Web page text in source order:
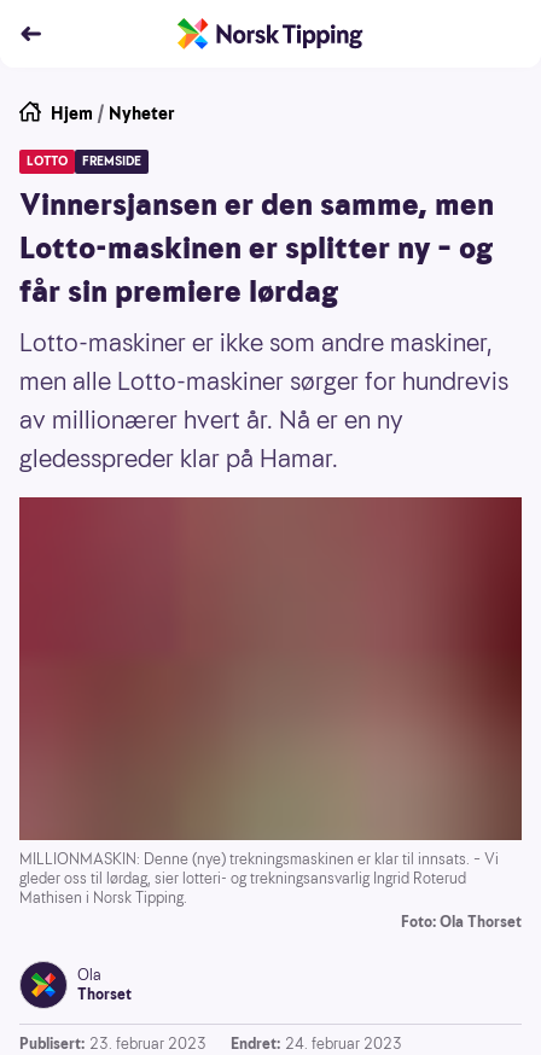
Hjem / Nyheter
LOTTO FREMSIDE
Vinnersjansen er den samme, men
Lotto-maskinen er splitter ny – og
får sin premiere lørdag
Lotto-maskiner er ikke som andre maskiner,
men alle Lotto-maskiner sørger for hundrevis
av millionærer hvert år. Nå er en ny
gledesspreder klar på Hamar.
MILLIONMASKIN: Denne (nye) trekningsmaskinen er klar til innsats. – Vi
gleder oss til lørdag, sier lotteri- og trekningsansvarlig Ingrid Roterud
Mathisen i Norsk Tipping.
Foto: Ola Thorset
Ola
Thorset
Publisert: 23. februar 2023 Endret: 24. februar 2023